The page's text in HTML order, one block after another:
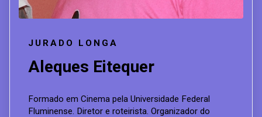
JURADO LONGA
Aleques Eitequer
Formado em Cinema pela Universidade Federal
Fluminense. Diretor e roteirista. Organizador do